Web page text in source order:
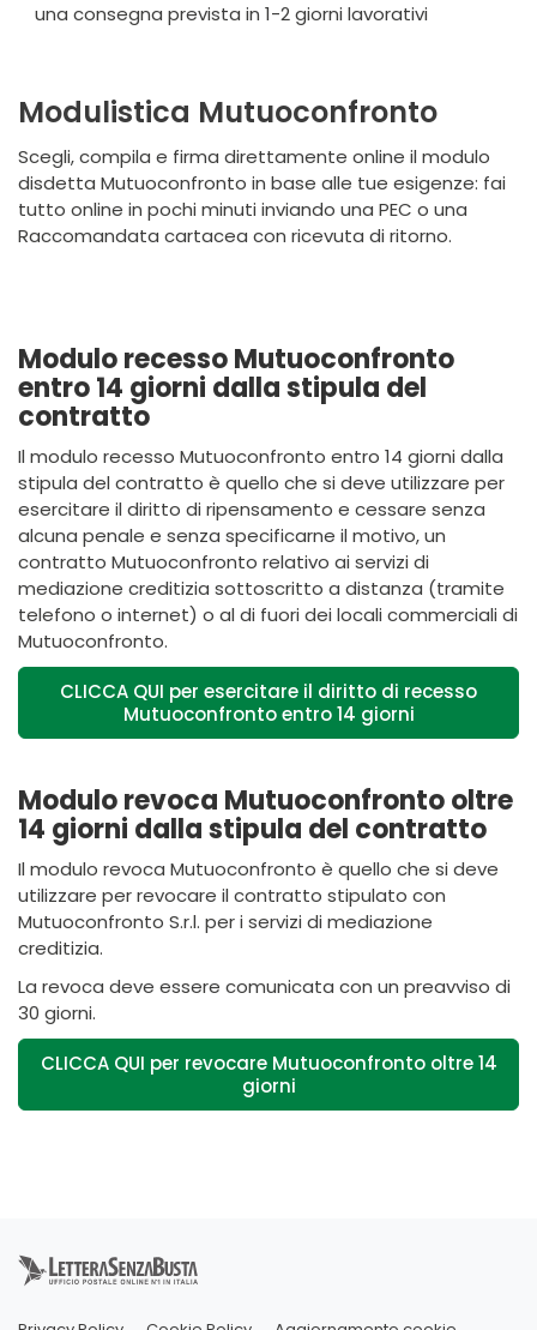
una consegna prevista in 1-2 giorni lavorativi
Modulistica Mutuoconfronto
Scegli, compila e firma direttamente online il modulo
disdetta Mutuoconfronto in base alle tue esigenze: fai
tutto online in pochi minuti inviando una PEC o una
Raccomandata cartacea con ricevuta di ritorno.
Modulo recesso Mutuoconfronto
entro 14 giorni dalla stipula del
contratto
Il modulo recesso Mutuoconfronto entro 14 giorni dalla
stipula del contratto è quello che si deve utilizzare per
esercitare il diritto di ripensamento e cessare senza
alcuna penale e senza specificarne il motivo, un
contratto Mutuoconfronto relativo ai servizi di
mediazione creditizia sottoscritto a distanza (tramite
telefono o internet) o al di fuori dei locali commerciali di
Mutuoconfronto.
CLICCA QUI per esercitare il diritto di recesso
Mutuoconfronto entro 14 giorni
Modulo revoca Mutuoconfronto oltre
14 giorni dalla stipula del contratto
Il modulo revoca Mutuoconfronto è quello che si deve
utilizzare per revocare il contratto stipulato con
Mutuoconfronto S.r.l. per i servizi di mediazione
creditizia.
La revoca deve essere comunicata con un preavviso di
30 giorni.
CLICCA QUI per revocare Mutuoconfronto oltre 14
giorni